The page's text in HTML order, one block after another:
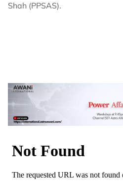
Shah (PPSAS).